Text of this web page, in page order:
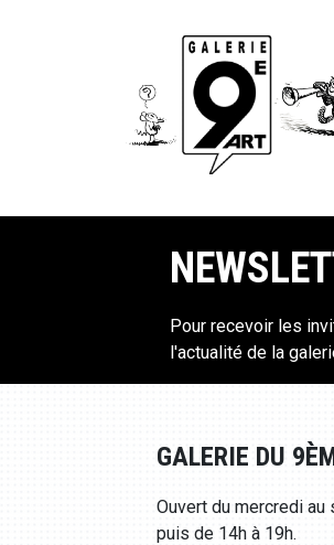
Pour recevoir les
l'actualité de la
GALERIE DU
Ouvert du mercredi au
puis de 14h à 19h.